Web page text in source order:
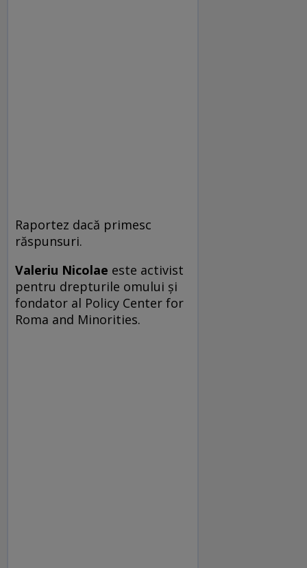
Raportez dacă primesc
răspunsuri.
Valeriu Nicolae este activist
pentru drepturile omului și
fondator al Policy Center for
Roma and Minorities.